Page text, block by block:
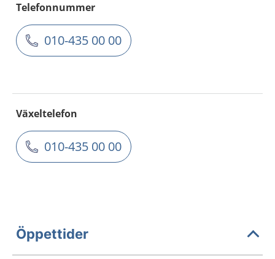
Telefonnummer
010-435 00 00
Växeltelefon
010-435 00 00
Öppettider